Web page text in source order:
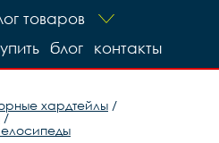
товаров
контакты
блог
хардтейлы /
/